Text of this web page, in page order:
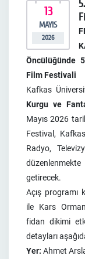
13
MAYIS
2026
Öncülüğünde
FilmFestivali
Kafkas
Kurgu ve
Mayıs 2026
Festival,
Radyo,
getirecek.
Açış programı
ile Kars
fidan dikimi
detayları
Yer: Ahmet